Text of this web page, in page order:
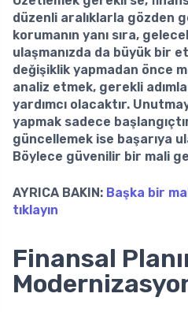
düzenli aralıklarla gözden
korumanın yanı sıra,
ulaşmanızda da büyük bir
değişiklik yapmadan önce
analiz etmek, gerekli
yardımcı olacaktır.
yapmak sadece
güncellemek ise başarıya
Böylece güvenilir bir mali
AYRICA BAKIN: Başka bir
tıklayın
Finansal